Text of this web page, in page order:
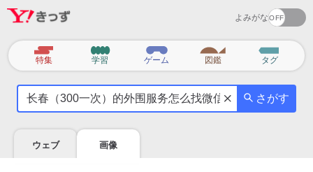
よみがな
カ
テ
特集 学習 ゲーム 図鑑 タグ
気
さがす
ウェブ 画像